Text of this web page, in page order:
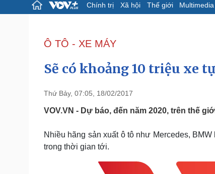
Chính trị Xã hội Thế giới Multimedia
Đảng
Tổ chức nhân sự
Nhận diện sự thật
Dấu ấn VOV
Pháp luật
Tin nóng
Tư vấn luật
Quân sự - Quốc
Việt Nam
Ô TÔ - XE MÁY
Sẽ có khoảng 10 triệu xe
Thứ Bảy, 07:05, 18/02/2017
VOV.VN - Dự báo, đến năm 2020, trên thế
Nhiều hãng sản xuất ô tô như Mercedes,
trong thời gian tới.